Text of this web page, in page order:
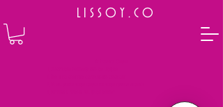
L I S S O Y . C O